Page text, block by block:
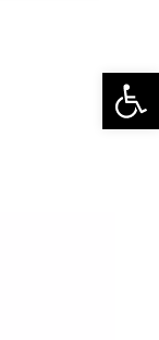
פתח סרגל נגישות